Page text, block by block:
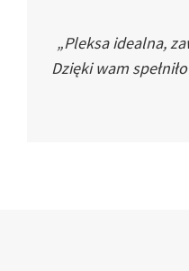
„Pleksa idealna,
Dzięki wam